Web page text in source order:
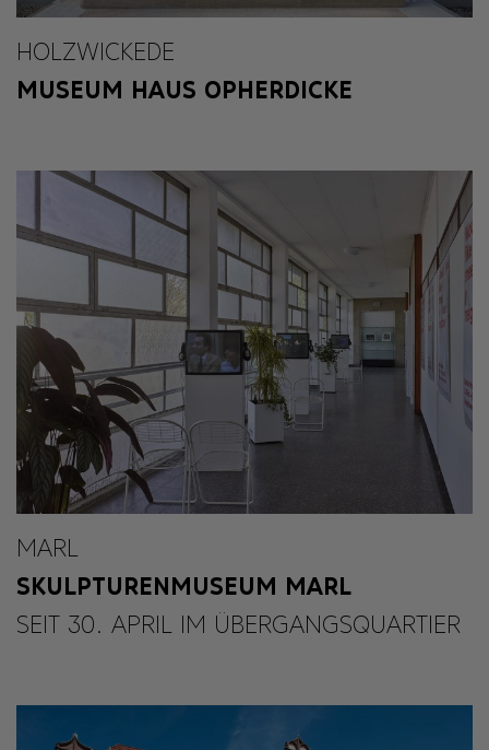
HOLZWICKEDE
MUSEUM HAUS OPHERDICKE
MARL
SKULPTURENMUSEUM MARL
SEIT 30. APRIL IM ÜBERGANGSQUARTIER